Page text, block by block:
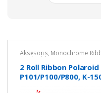
Aksesoris, Monochrome
Card Ribbon Printer Kartu
2 Roll Ribbon
P101/P100/P800, K-